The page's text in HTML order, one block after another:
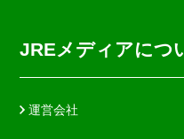
JREメディアにつ
運営会社